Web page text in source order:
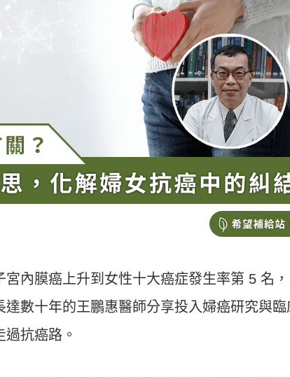
內膜癌上升到女性十大癌症發生率第 5 名
數十年的王鵬惠醫師分享投入婦癌研究與臨
抗癌路。